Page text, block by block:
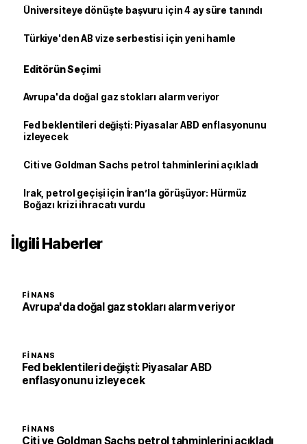
Üniversiteye dönüşte başvuru için 4 ay süre tanındı
Türkiye'den AB vize serbestisi için yeni hamle
Editörün Seçimi
Avrupa'da doğal gaz stokları alarm veriyor
Fed beklentileri değişti: Piyasalar ABD enflasyonunu
izleyecek
Citi ve Goldman Sachs petrol tahminlerini açıkladı
Irak, petrol geçişi için İran’la görüşüyor: Hürmüz
Boğazı krizi ihracatı vurdu
İlgili Haberler
FINANS
Avrupa'da doğal gaz stokları alarm veriyor
FINANS
Fed beklentileri değişti: Piyasalar ABD
enflasyonunu izleyecek
FINANS
Citi ve Goldman Sachs petrol tahminlerini açıkladı